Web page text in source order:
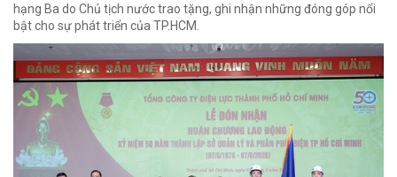
hạng Ba do Chủ tịch nước trao tặng, ghi nhận những đóng góp nổi
bật cho sự phát triển của TP.HCM.